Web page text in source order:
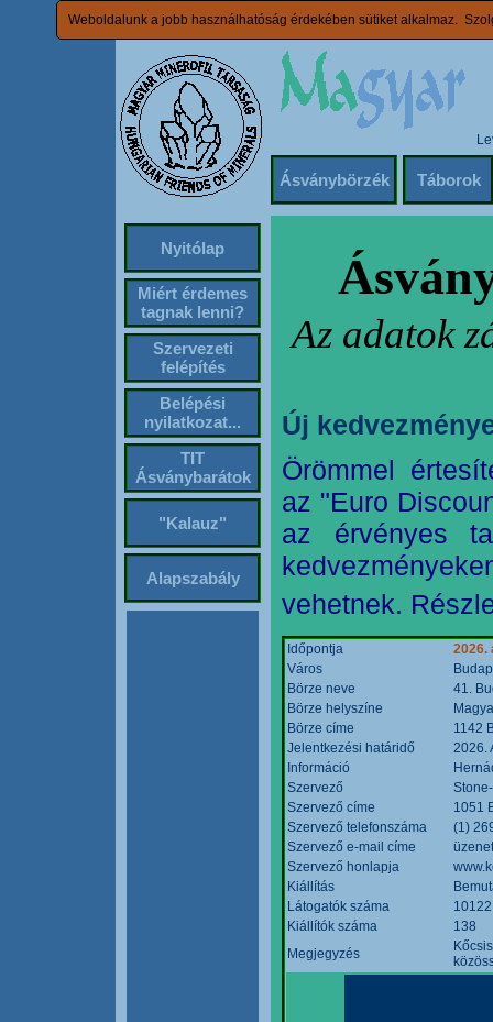
Weboldalunk a jobb használhatóság érdekében sütiket alkalmaz.
Ásványbörzék Táborok
Nyitólap
Miért érdemes
tagnak lenni?
Szervezeti
felépítés
Belépési
nyilatkozat...
TIT
Ásványbarátok
"Kalauz"
Alapszabály
Az adatok
Új
Örömmel
az "Euro
az érvényes
vehetnek.
Időpontja
2026.
Város
Börze neve
41.
Börze helyszíne
Börze címe
1142
Jelentkezési határidő
2026.
Információ
Szervező
Szervező címe
1051
Szervező telefonszáma
(1)
Szervező e-mail címe
Szervező honlapja
Kiállítás
Látogatók száma
10122
Kiállítók száma
138
Megjegyzés